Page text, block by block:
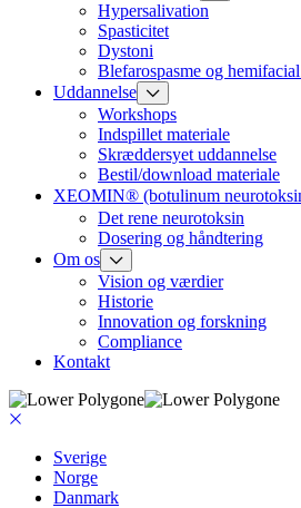
Hypersalivation
Spasticitet
Dystoni
Blefarospasme og hemifacial
Uddannelse
Workshops
Indspillet materiale
Skræddersyet uddannelse
Bestil/download materiale
XEOMIN® (botulinum
Det rene neurotoksin
Dosering og håndtering
Om os
Vision og værdier
Historie
Innovation og forskning
Compliance
Kontakt
Sverige
Norge
Danmark